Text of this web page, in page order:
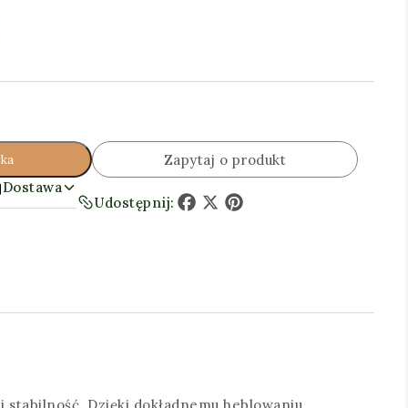
Zapytaj o produkt
Dostawa
Udostępnij: